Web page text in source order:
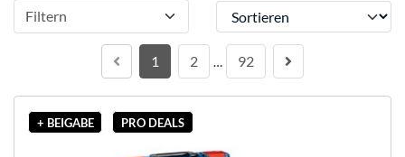
Filtern Sortieren
1 2 … 92
+ BEIGABE PRO DEALS